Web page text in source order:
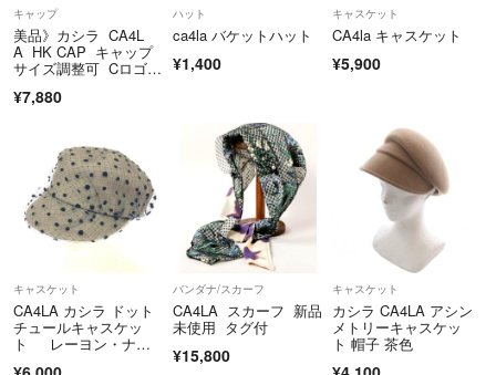
キャップ
美品》カシラ CA4L
A HK CAP キャップ
サイズ調整可 Cロゴチ
¥7,880
ハット
ca4la バケットハット
¥1,400
キャスケット
CA4la キャスケット
¥5,900
キャスケット
CA4LA カシラ ドット
チュールキャスケッ
ト レーヨン・ナイ
バンダナ/スカーフ
CA4LA スカーフ 新品
未使用 タグ付
¥15,800
キャスケット
カシラ CA4LA アシン
メトリーキャスケッ
ト 帽子 茶色